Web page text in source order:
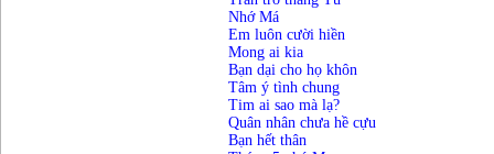
Nhớ Má
Em luôn cười hiền
Mong ai kia
Bạn dại cho họ khôn
Tâm ý tình chung
Tim ai sao mà lạ?
Quân nhân chưa hề cựu
Bạn hết thân